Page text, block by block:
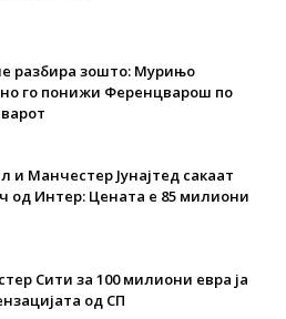
разбира зошто: Мурињо
го понижи Ференцварош по
и Манчестер Јунајтед сакаат
од Интер: Цената е 85 милиони
Сити за 100 милиони евра ја
од СП